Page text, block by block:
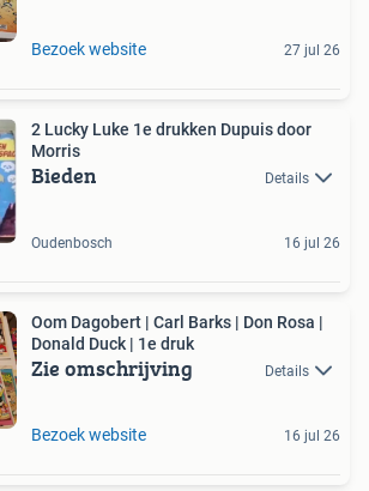
Bezoek website 27 jul 26
2 Lucky Luke 1e drukken Dupuis door
Morris
Bieden Details
Oudenbosch 16 jul 26
Oom Dagobert | Carl Barks | Don Rosa |
Donald Duck | 1e druk
Zie omschrijving Details
Bezoek website 16 jul 26